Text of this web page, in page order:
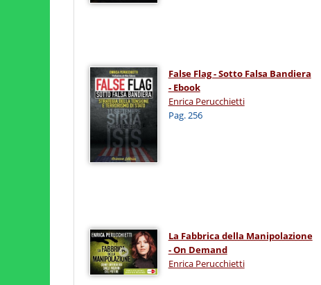
False Flag - Sotto Falsa Bandiera
- Ebook
Enrica Perucchietti
Pag. 256
La Fabbrica della Manipolazione
- On Demand
Enrica Perucchietti